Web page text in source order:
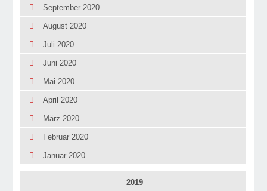
September 2020
August 2020
Juli 2020
Juni 2020
Mai 2020
April 2020
März 2020
Februar 2020
Januar 2020
2019